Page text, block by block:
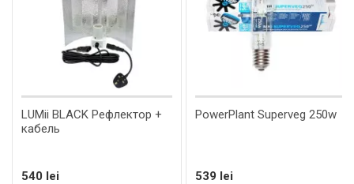
LUMii BLACK Рефлектор +
кабель
540 lei
​PowerPlant Superveg 250w
539 lei